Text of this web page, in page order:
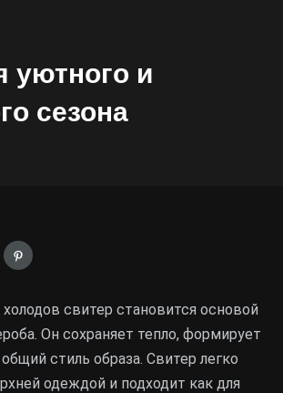
уютного и
сезона
свитер становится основой
Он сохраняет тепло, формирует
стиль образа. Свитер легко
одеждой и подходит как для